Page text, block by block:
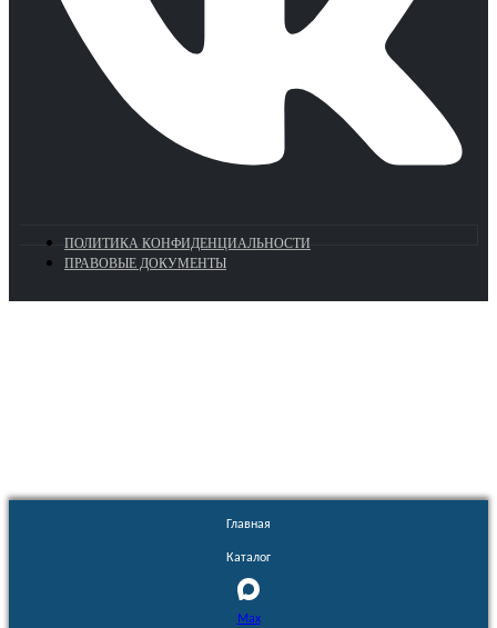
ПОЛИТИКА КОНФИДЕНЦИАЛЬНОСТИ
ПРАВОВЫЕ ДОКУМЕНТЫ
Главная
Каталог
Max